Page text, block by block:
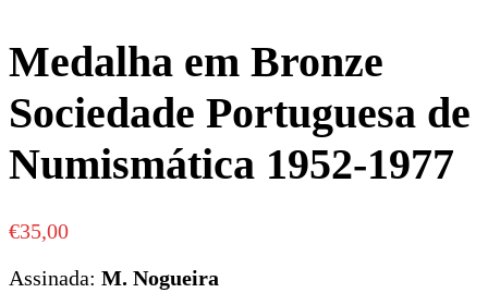
Medalha em Bronze
Sociedade Portuguesa de
Numismática 1952-1977
€35,00
Assinada: M. Nogueira